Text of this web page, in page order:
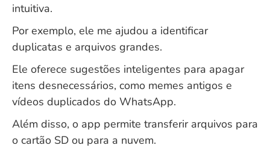
intuitiva.
Por exemplo, ele me ajudou a identificar
duplicatas e arquivos grandes.
Ele oferece sugestões inteligentes para apagar
itens desnecessários, como memes antigos e
vídeos duplicados do WhatsApp.
Além disso, o app permite transferir arquivos para
o cartão SD ou para a nuvem.